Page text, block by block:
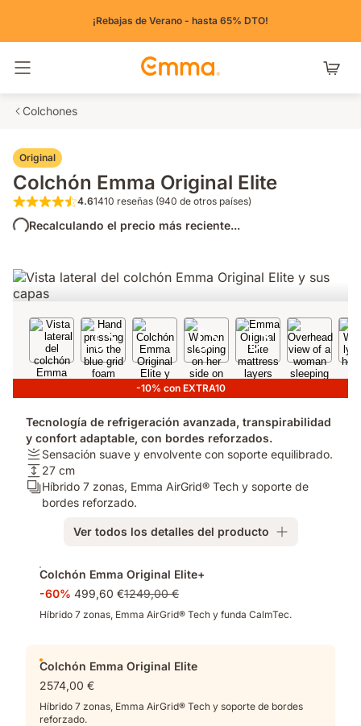
¡Rebajas de Verano - hasta 65% DTO!
Colchones
Original
Colchón Emma Original Elite
4.6 de 5 estrellas 1410 reseñas (940 de
4.61410 reseñas (940 de otros países)
Recalculando el precio más reciente...
-10% con EXTRA10
Tecnología de refrigeración avanzada, transpirabilidad
y confort adaptable, con bordes reforzados.
Firmeza:
Sensación
suave
equilibrado.
Sensación suave y envolvente con soporte equilibrado.
Altura
del
colchón:
27 cm
Número
zonas,
Emma
AirGrid®
Tech
bordes
reforzado.
Híbrido 7 zonas, Emma AirGrid® Tech y soporte de
bordes reforzado.
Ver todos los detalles del producto
Colchón Emma Original Elite+
-60% 499,60 €1249,00 €
Híbrido 7 zonas, Emma AirGrid® Tech y funda CalmTec.
Colchón Emma Original Elite
2574,00 €
Híbrido 7 zonas, Emma AirGrid® Tech y soporte de bordes
reforzado.